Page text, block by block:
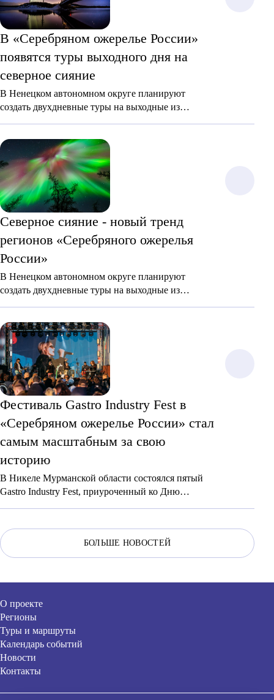
В «Серебряном ожерелье России»
появятся туры выходного дня на
северное сияние
В Ненецком автономном округе планируют
создать двухдневные туры на выходные из
Северное сияние - новый тренд
регионов «Серебряного ожерелья
России»
В Ненецком автономном округе планируют
создать двухдневные туры на выходные из
Фестиваль Gastro Industry Fest в
«Серебряном ожерелье России» стал
самым масштабным за свою
историю
В Никеле Мурманской области состоялся пятый
Gastro Industry Fest, приуроченный ко Дню
что свидетельствует о росте его популярности.
БОЛЬШЕ НОВОСТЕЙ
О проекте
Регионы
Туры и маршруты
Календарь событий
Новости
Контакты